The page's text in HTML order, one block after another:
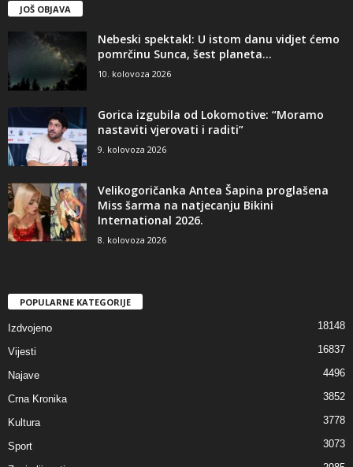
JOŠ OBJAVA
Nebeski spektakl: U istom danu vidjet ćemo
pomrčinu Sunca, šest planeta...
10. kolovoza 2026
Gorica izgubila od Lokomotive: “Moramo
nastaviti vjerovati i raditi”
9. kolovoza 2026
Velikogoričanka Antea Šapina proglašena
Miss šarma na natjecanju Bikini
International 2026.
8. kolovoza 2026
POPULARNE KATEGORIJE
Izdvojeno 18148
Vijesti 16837
Najave 4496
Crna Kronika 3852
Kultura 3778
Sport 3073